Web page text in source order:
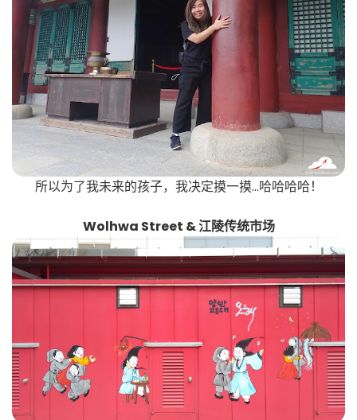
所以为了我未来的孩子，我决定摸一摸...哈哈哈哈！
Wolhwa Street & 江陵传统市场